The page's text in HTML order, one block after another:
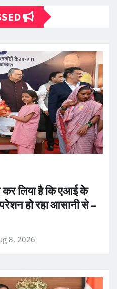
कर लिया है कि एआई के
हो रहा आसानी से –
8, 2026